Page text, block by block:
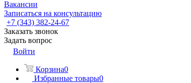
Вакансии
Записаться на консультацию
+7 (343) 382-24-67
Заказать звонок
Задать вопрос
Войти
Корзина0
Избранные товары0